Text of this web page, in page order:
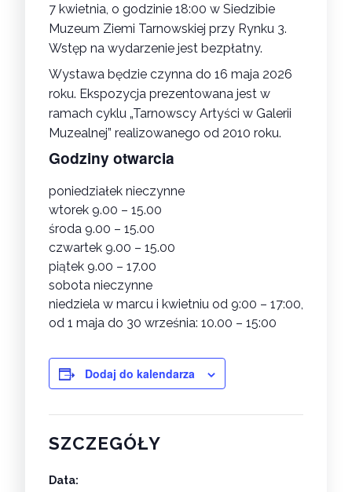
7 kwietnia, o godzinie 18:00 w Siedzibie
Muzeum Ziemi Tarnowskiej przy Rynku 3.
Wstęp na wydarzenie jest bezpłatny.
Wystawa będzie czynna do 16 maja 2026
roku. Ekspozycja prezentowana jest w
ramach cyklu „Tarnowscy Artyści w Galerii
Muzealnej” realizowanego od 2010 roku.
Godziny otwarcia
poniedziałek nieczynne
wtorek 9.00 – 15.00
środa 9.00 – 15.00
czwartek 9.00 – 15.00
piątek 9.00 – 17.00
sobota nieczynne
niedziela w marcu i kwietniu od 9:00 – 17:00,
od 1 maja do 30 września: 10.00 – 15:00
Dodaj do kalendarza
SZCZEGÓŁY
Data: